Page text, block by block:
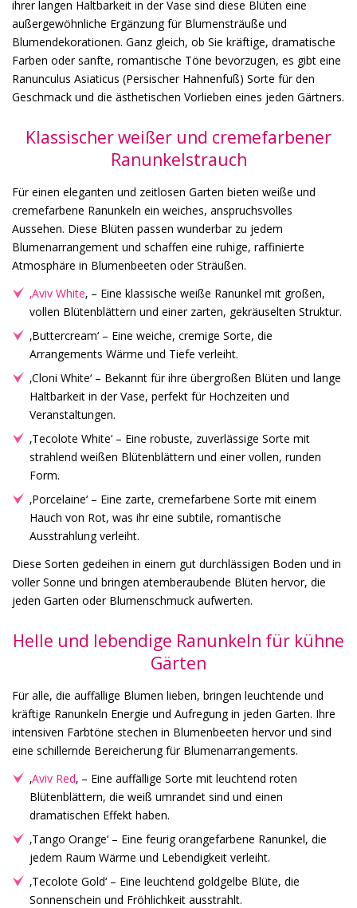
ihrer langen Haltbarkeit in der Vase sind diese Blüten eine
außergewöhnliche Ergänzung für Blumensträuße und
Blumendekorationen. Ganz gleich, ob Sie kräftige, dramatische
Farben oder sanfte, romantische Töne bevorzugen, es gibt eine
Ranunculus Asiaticus (Persischer Hahnenfuß) Sorte für den
Geschmack und die ästhetischen Vorlieben eines jeden Gärtners.
Klassischer weißer und cremefarbener
Ranunkelstrauch
Für einen eleganten und zeitlosen Garten bieten weiße und
cremefarbene Ranunkeln ein weiches, anspruchsvolles
Aussehen. Diese Blüten passen wunderbar zu jedem
Blumenarrangement und schaffen eine ruhige, raffinierte
Atmosphäre in Blumenbeeten oder Sträußen.
‚Aviv White‚ – Eine klassische weiße Ranunkel mit großen,
vollen Blütenblättern und einer zarten, gekräuselten Struktur.
‚Buttercream‘ – Eine weiche, cremige Sorte, die
Arrangements Wärme und Tiefe verleiht.
‚Cloni White‘ – Bekannt für ihre übergroßen Blüten und lange
Haltbarkeit in der Vase, perfekt für Hochzeiten und
Veranstaltungen.
‚Tecolote White‘ – Eine robuste, zuverlässige Sorte mit
strahlend weißen Blütenblättern und einer vollen, runden
Form.
‚Porcelaine‘ – Eine zarte, cremefarbene Sorte mit einem
Hauch von Rot, was ihr eine subtile, romantische
Ausstrahlung verleiht.
Diese Sorten gedeihen in einem gut durchlässigen Boden und in
voller Sonne und bringen atemberaubende Blüten hervor, die
jeden Garten oder Blumenschmuck aufwerten.
Helle und lebendige Ranunkeln für kühne
Gärten
Für alle, die auffällige Blumen lieben, bringen leuchtende und
kräftige Ranunkeln Energie und Aufregung in jeden Garten. Ihre
intensiven Farbtöne stechen in Blumenbeeten hervor und sind
eine schillernde Bereicherung für Blumenarrangements.
‚Aviv Red‚ – Eine auffällige Sorte mit leuchtend roten
Blütenblättern, die weiß umrandet sind und einen
dramatischen Effekt haben.
‚Tango Orange‘ – Eine feurig orangefarbene Ranunkel, die
jedem Raum Wärme und Lebendigkeit verleiht.
‚Tecolote Gold‘ – Eine leuchtend goldgelbe Blüte, die
Sonnenschein und Fröhlichkeit ausstrahlt.